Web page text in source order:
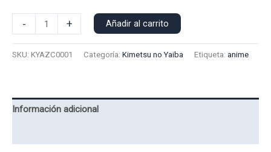
-
Capucha
+ Añadir al carrito
SKU: KYAZC0001 Categoría: Kimetsu no Yaiba Etiqueta: anime
Información adicional